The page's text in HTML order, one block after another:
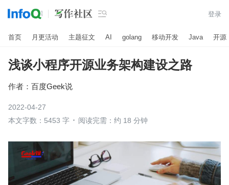
 登录
首页 月更活动 主题征文 AI golang 移动开发 Java 开源
浅谈小程序开源业务架构建设之路
作者： 百度Geek说
2022-04-27
本文字数：5453 字
阅读完需：约 18 分钟